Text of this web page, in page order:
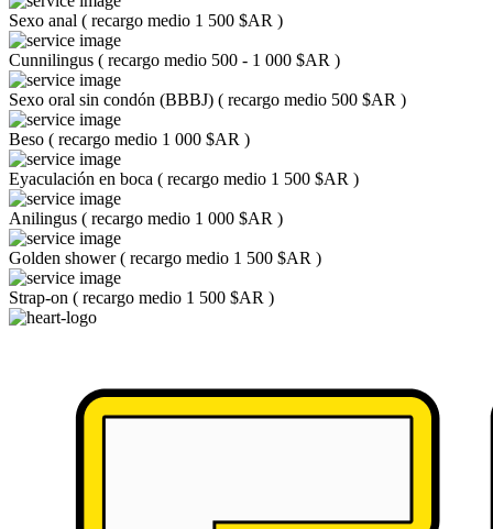
Sexo anal ( recargo medio 1 500 $AR )
Cunnilingus ( recargo medio 500 - 1 000 $AR )
Sexo oral sin condón (BBBJ) ( recargo medio 500 $AR )
Beso ( recargo medio 1 000 $AR )
Eyaculación en boca ( recargo medio 1 500 $AR )
Anilingus ( recargo medio 1 000 $AR )
Golden shower( recargo medio 1 500 $AR )
Strap-on ( recargo medio 1 500 $AR )